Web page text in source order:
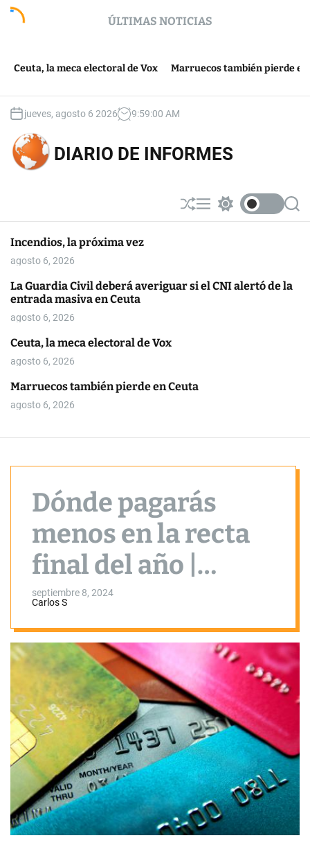
c
ÚLTIMAS NOTICIAS
la meca electoral de Vox Marruecos también pierde en Ceuta
jueves, agosto 6 2026 9:59:00 AM
DIARIO DE INFORMES
S
h
M
e w
o
S
e
Incendios, la próxima vez
agosto 6, 2026
La Guardia Civil deberá averiguar si el CNI alertó de la
entrada masiva en Ceuta
agosto 6, 2026
Ceuta, la meca electoral de Vox
agosto 6, 2026
Marruecos también pierde en Ceuta
agosto 6, 2026
Dónde pagarás
menos en la recta
final del año |
Newsletter
‘Bolsillo’
septiembre 8, 2024
Carlos S